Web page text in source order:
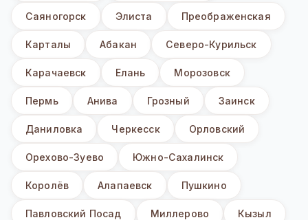
Саяногорск Элиста Преображенская
Карталы Абакан Северо-Курильск
Карачаевск Елань Морозовск
Пермь Анива Грозный Заинск
Даниловка Черкесск Орловский
Орехово-Зуево Южно-Сахалинск
Королёв Алапаевск Пушкино
Павловский Посад Миллерово Кызыл